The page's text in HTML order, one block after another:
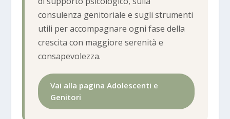
consulenza genitoriale e sugli strumenti
utili per accompagnare ogni fase della
crescita con maggiore serenità e
consapevolezza.
Vai alla pagina Adolescenti e
Genitori